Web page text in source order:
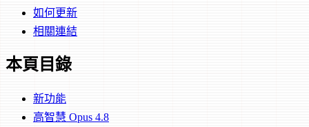
如何更新
相關連結
本頁目錄
新功能
高智慧 Opus 4.8